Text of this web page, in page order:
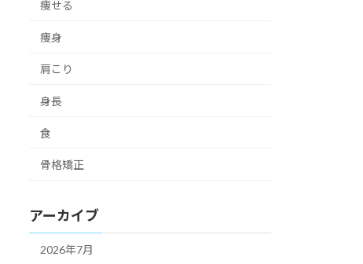
痩せる
痩身
肩こり
身長
食
骨格矯正
アーカイブ
2026年7月